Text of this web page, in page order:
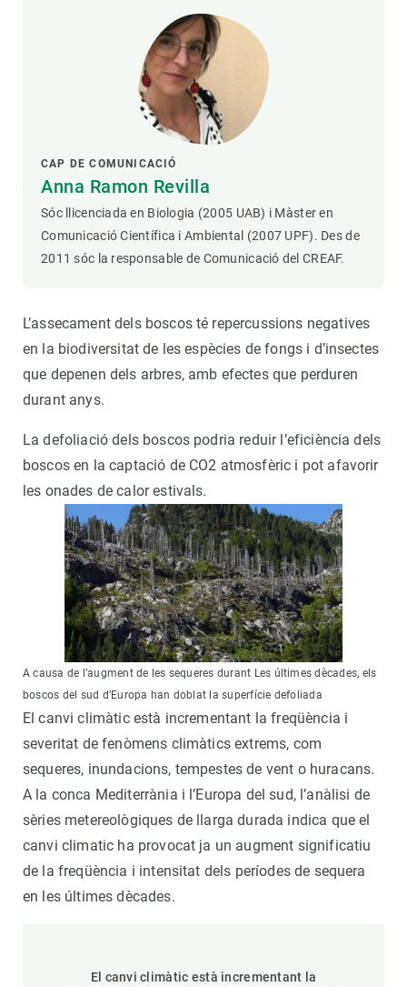
CAP DE COMUNICACIÓ
Anna Ramon Revilla
Sóc llicenciada en Biologia (2005 UAB) i Màster en
Comunicació Científica i Ambiental (2007 UPF). Des de
2011 sóc la responsable de Comunicació del CREAF.
L’assecament dels boscos té repercussions negatives
en la biodiversitat de les espècies de fongs i d’insectes
que depenen dels arbres, amb efectes que perduren
durant anys.
La defoliació dels boscos podria reduir l’eficiència dels
boscos en la captació de CO2 atmosfèric i pot afavorir
les onades de calor estivals.
A causa de l’augment de les sequeres durant Les últimes dècades, els
boscos del sud d’Europa han doblat la superfície defoliada
El canvi climàtic està incrementant la freqüència i
severitat de fenòmens climàtics extrems, com
sequeres, inundacions, tempestes de vent o huracans.
A la conca Mediterrània i l’Europa del sud, l’anàlisi de
sèries metereològiques de llarga durada indica que el
canvi climatic ha provocat ja un augment significatiu
de la freqüència i intensitat dels períodes de sequera
en les últimes dècades.
El canvi climàtic està incrementant la